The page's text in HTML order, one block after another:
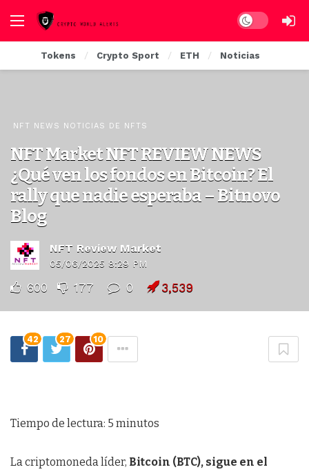
Dark mode
Tokens Crypto Sport ETH Noticias
NFT NEWS NOTICIAS DE NFTS
NFT Market NFT REVIEW NEWS
¿Qué ven los fondos en Bitcoin? El
rally que nadie esperaba – Bitnovo
Blog
NFT Review Market
05/06/2025 8:29 PM
600 177 0 3,539
42 27 10
Tiempo de lectura: 5 minutos
La criptomoneda líder, Bitcoin (BTC), sigue en el